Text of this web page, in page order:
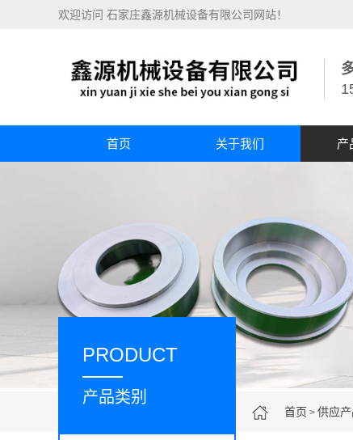
欢迎访问 石家庄鑫源机械设备有限公司网站！
首页 关于我们 产
首页 > 供应产
PRODUCT
产品类别